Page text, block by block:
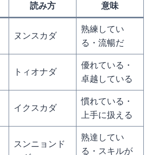
読み方 意味
ヌンスカダ
熟練してい
る・流暢だ
トィオナダ
優れている・
卓越している
イクスカダ
慣れている・
上手に扱える
スンニョンド
熟達してい
る・スキルが